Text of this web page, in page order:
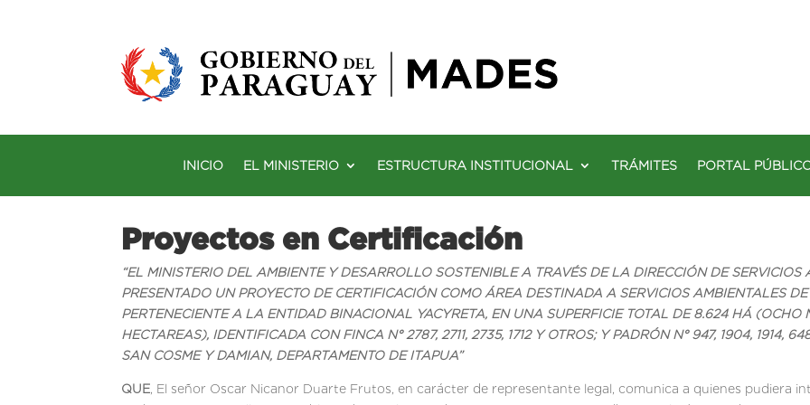
INICIO EL MINISTERIO ESTRUCTURA INSTITUCIONAL TRÁMITES PORTAL
Proyectos en Certificación
“EL MINISTERIO DEL AMBIENTE Y DESARROLLO SOSTENIBLE A TRAVÉS DE LA DIRECCIÓN DE
PRESENTADO UN PROYECTO DE CERTIFICACIÓN COMO ÁREA DESTINADA A SERVICIOS AMBIENTALES
PERTENECIENTE A LA ENTIDAD BINACIONAL YACYRETA, EN UNA SUPERFICIE TOTAL DE 8.624 HÁ (OCHO
HECTAREAS), IDENTIFICADA CON FINCA N° 2787, 2711, 2735, 1712 Y OTROS; Y PADRÓN N° 947, 1904, 1914,
SAN COSME Y DAMIAN, DEPARTAMENTO DE ITAPUA”
QUE, El señor Oscar Nicanor Duarte Frutos, en carácter de representante legal, comunica a quienes pudiera